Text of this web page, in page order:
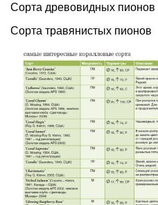
Сорта древовидных пионов
Сорта травянистых пионов